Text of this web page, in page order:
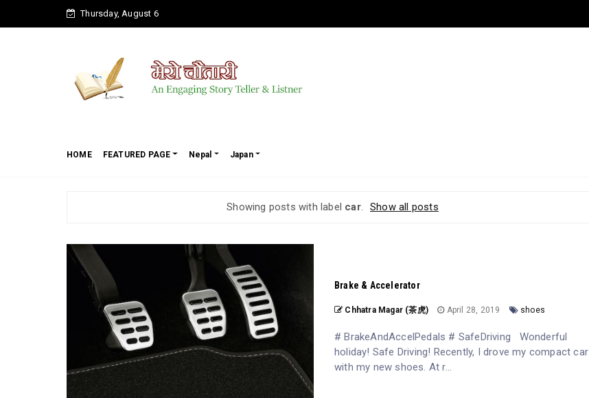
Thursday, August 6
HOME FEATURED PAGE Nepal Japan
Showing posts with label car. Show all posts
Brake & Accelerator
Chhatra Magar (茶虎) April 28, 2019 shoes
# BrakeAndAccelPedals # SafeDriving Wonderful
holiday! Safe Driving! Recently, I drove my compact car
with my new shoes. At r...